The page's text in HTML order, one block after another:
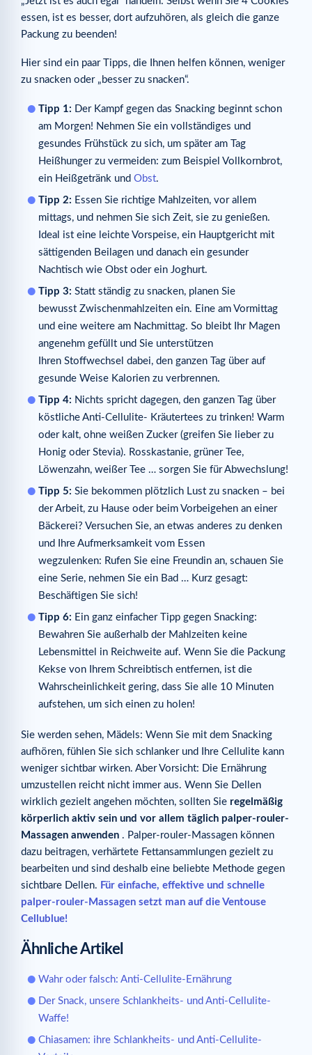
essen, ist es besser, dort aufzuhören, als gleich die ganze
Packung zu beenden!
Hier sind ein paar Tipps, die Ihnen helfen können, weniger
zu snacken oder „besser zu snacken“.
Tipp 1: Der Kampf gegen das Snacking beginnt schon
am Morgen! Nehmen Sie ein vollständiges und
gesundes Frühstück zu sich, um später am Tag
Heißhunger zu vermeiden: zum Beispiel Vollkornbrot,
ein Heißgetränk und Obst.
Tipp 2: Essen Sie richtige Mahlzeiten, vor allem
mittags, und nehmen Sie sich Zeit, sie zu genießen.
Ideal ist eine leichte Vorspeise, ein Hauptgericht mit
sättigenden Beilagen und danach ein gesunder
Nachtisch wie Obst oder ein Joghurt.
Tipp 3: Statt ständig zu snacken, planen Sie
bewusst Zwischenmahlzeiten ein. Eine am Vormittag
und eine weitere am Nachmittag. So bleibt Ihr Magen
angenehm gefüllt und Sie unterstützen
Ihren Stoffwechsel dabei, den ganzen Tag über auf
gesunde Weise Kalorien zu verbrennen.
Tipp 4: Nichts spricht dagegen, den ganzen Tag über
köstliche Anti-Cellulite- Kräutertees zu trinken! Warm
oder kalt, ohne weißen Zucker (greifen Sie lieber zu
Honig oder Stevia). Rosskastanie, grüner Tee,
Löwenzahn, weißer Tee … sorgen Sie für Abwechslung!
Tipp 5: Sie bekommen plötzlich Lust zu snacken – bei
der Arbeit, zu Hause oder beim Vorbeigehen an einer
Bäckerei? Versuchen Sie, an etwas anderes zu denken
und Ihre Aufmerksamkeit vom Essen
wegzulenken: Rufen Sie eine Freundin an, schauen Sie
eine Serie, nehmen Sie ein Bad … Kurz gesagt:
Beschäftigen Sie sich!
Tipp 6: Ein ganz einfacher Tipp gegen Snacking:
Bewahren Sie außerhalb der Mahlzeiten keine
Lebensmittel in Reichweite auf. Wenn Sie die Packung
Kekse von Ihrem Schreibtisch entfernen, ist die
Wahrscheinlichkeit gering, dass Sie alle 10 Minuten
aufstehen, um sich einen zu holen!
Sie werden sehen, Mädels: Wenn Sie mit dem Snacking
aufhören, fühlen Sie sich schlanker und Ihre Cellulite kann
weniger sichtbar wirken. Aber Vorsicht: Die Ernährung
umzustellen reicht nicht immer aus. Wenn Sie Dellen
wirklich gezielt angehen möchten, sollten Sie regelmäßig
körperlich aktiv sein und vor allem täglich palper-rouler-
Massagen anwenden . Palper-rouler-Massagen können
dazu beitragen, verhärtete Fettansammlungen gezielt zu
bearbeiten und sind deshalb eine beliebte Methode gegen
sichtbare Dellen. Für einfache, effektive und schnelle
palper-rouler-Massagen setzt man auf die Ventouse
Cellublue!
Ähnliche Artikel
Wahr oder falsch: Anti-Cellulite-Ernährung
Der Snack, unsere Schlankheits- und Anti-Cellulite-
Waffe!
Chiasamen: ihre Schlankheits- und Anti-Cellulite-